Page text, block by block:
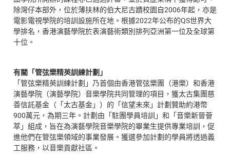
除灣仔本部外，位於薄扶林的伯大尼古蹟校園自2006年起，亦是
電影電視學院的培訓設施所在地。根據2022年公布的QS世界大
學排名，香港演藝學院於表演藝術類別排列亞洲第一位及全球第
十位。
有關「管弦樂精英訓練計劃」
「管弦樂精英訓練計劃」乃首個由香港管弦樂團（港樂）和香港
演藝學院（演藝學院）音樂學院共同管理的項目，獲太古集團慈
善信託基金（「太古基金」）的「信望未來」計劃贊助約港幣
900萬元，為期三年。計劃由「駐團學員培訓」和「音樂新晉薈
萃」組成，旨在為演藝學院音樂學院的畢業生提供專業培訓，促
進他們在管弦樂領域的事業發展。獲選參加計劃的學員將透過義
工服務，以音樂貢獻社區。